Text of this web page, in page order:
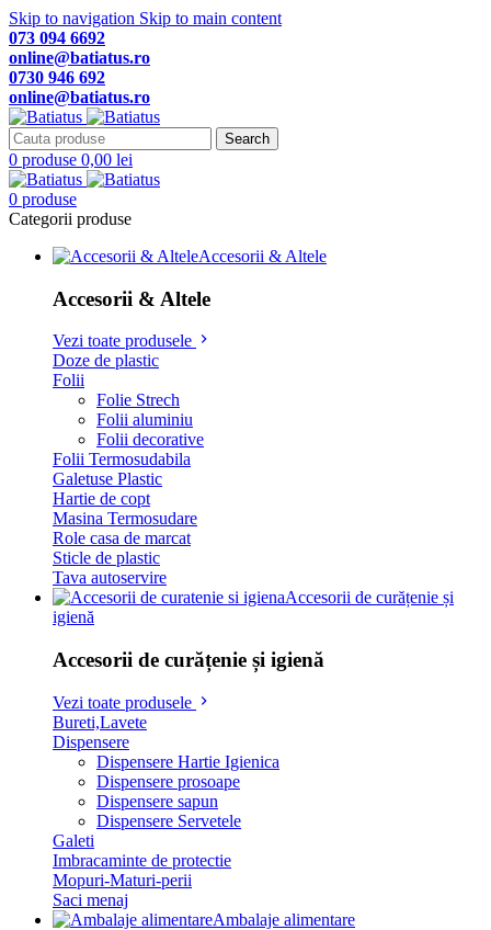
Skip to navigation Skip to main content
073 094 6692
online@batiatus.ro
0730 946 692
online@batiatus.ro
Search
0 produse 0,00 lei
0 produse
Categorii produse
Accesorii & Altele
Accesorii & Altele
Vezi toate produsele
Doze de plastic
Folii
Folie Strech
Folii aluminiu
Folii decorative
Folii Termosudabila
Galetuse Plastic
Hartie de copt
Masina Termosudare
Role casa de marcat
Sticle de plastic
Tava autoservire
Accesorii de curățenie și
igienă
Accesorii de curățenie și igienă
Vezi toate produsele
Bureti,Lavete
Dispensere
Dispensere Hartie Igienica
Dispensere prosoape
Dispensere sapun
Dispensere Servetele
Galeti
Imbracaminte de protectie
Mopuri-Maturi-perii
Saci menaj
Ambalaje alimentare